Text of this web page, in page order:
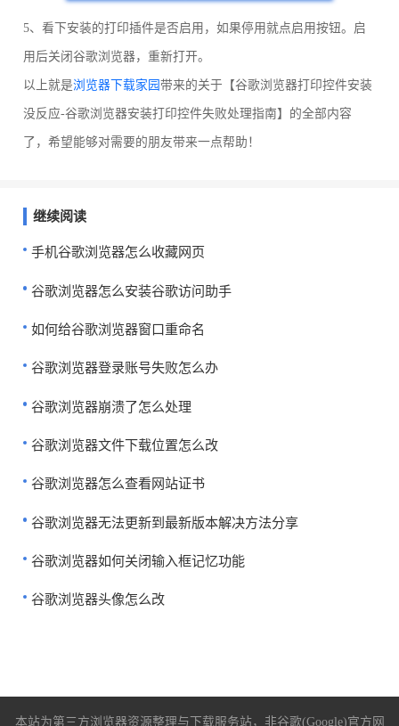
5、看下安装的打印插件是否启用，如果停用就点启用按钮。启
用后关闭谷歌浏览器，重新打开。
以上就是浏览器下载家园带来的关于【谷歌浏览器打印控件安装
没反应-谷歌浏览器安装打印控件失败处理指南】的全部内容
了，希望能够对需要的朋友带来一点帮助！
继续阅读
手机谷歌浏览器怎么收藏网页
谷歌浏览器怎么安装谷歌访问助手
如何给谷歌浏览器窗口重命名
谷歌浏览器登录账号失败怎么办
谷歌浏览器崩溃了怎么处理
谷歌浏览器文件下载位置怎么改
谷歌浏览器怎么查看网站证书
谷歌浏览器无法更新到最新版本解决方法分享
谷歌浏览器如何关闭输入框记忆功能
谷歌浏览器头像怎么改
本站为第三方浏览器资源整理与下载服务站，非谷歌(Google)官方网